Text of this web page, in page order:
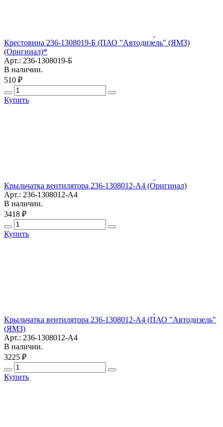
Крестовина 236-1308019-Б (ПАО "Автодизель" (ЯМЗ)
(Оригинал)*
Арт.: 236-1308019-Б
В наличии.
510 ₽
Купить
Крыльчатка вентилятора 236-1308012-А4 (Оригинал)
Арт.: 236-1308012-А4
В наличии.
3418 ₽
Купить
Крыльчатка вентилятора 236-1308012-А4 (ПАО "Автодизель"
(ЯМЗ)
Арт.: 236-1308012-А4
В наличии.
3225 ₽
Купить